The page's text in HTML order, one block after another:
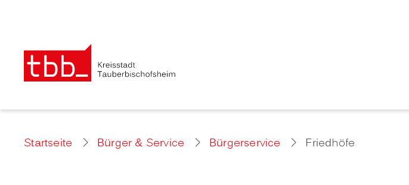
Startseite Bürger & Service Bürgerservice Friedhöfe